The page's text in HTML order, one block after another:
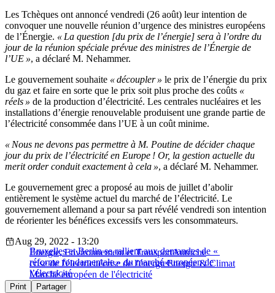
Les Tchèques ont annoncé vendredi (26 août) leur intention de
convoquer une nouvelle réunion d’urgence des ministres européens
de l’Énergie. « La question [du prix de l’énergie] sera à l’ordre du
jour de la réunion spéciale prévue des ministres de l’Énergie de
l’UE », a déclaré M. Nehammer.
Le gouvernement souhaite « découpler » le prix de l’énergie du prix
du gaz et faire en sorte que le prix soit plus proche des coûts «
réels » de la production d’électricité. Les centrales nucléaires et les
installations d’énergie renouvelable produisent une grande partie de
l’électricité consommée dans l’UE à un coût minime.
« Nous ne devons pas permettre à M. Poutine de décider chaque
jour du prix de l’électricité en Europe ! Or, la gestion actuelle du
merit order conduit exactement à cela », a déclaré M. Nehammer.
Le gouvernement grec a proposé au mois de juillet d’abolir
entièrement le système actuel du marché de l’électricité. Le
gouvernement allemand a pour sa part révélé vendredi son intention
de réorienter les bénéfices excessifs vers les consommateurs.
Bruxelles et Berlin se rallient aux demandes de «
réforme fondamentale » du marché européen de
l’électricité
Aug 29, 2022 - 13:20
Energie, Environnement et TransportAutriche
crise de l'électricitécrise de l'énergieEnergie & Climat
Marché européen de l'électricité
Print Partager